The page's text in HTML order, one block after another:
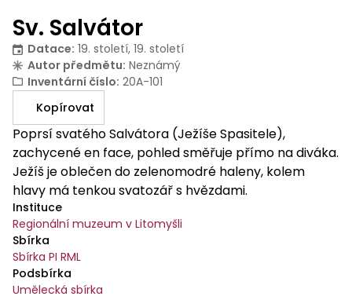
Sv. Salvátor
Datace: 19. století, 19. století
Autor předmětu: Neznámý
Inventární číslo: 20A-101
Kopírovat
Poprsí svatého Salvátora (Ježíše Spasitele),
zachycené en face, pohled směřuje přímo na diváka.
Ježíš je oblečen do zelenomodré haleny, kolem
hlavy má tenkou svatozář s hvězdami.
Instituce
Regionální muzeum v Litomyšli
Sbírka
Sbírka PI RML
Podsbírka
Umělecká sbírka